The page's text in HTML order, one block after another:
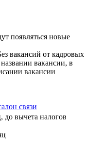
появляться новые
вакансий от кадровых
вакансии, в
вакансии
связи
до вычета налогов